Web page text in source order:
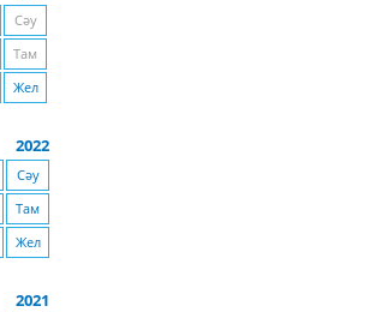
Сәу
Там
Жел
2022
Сәу
Там
Жел
2021